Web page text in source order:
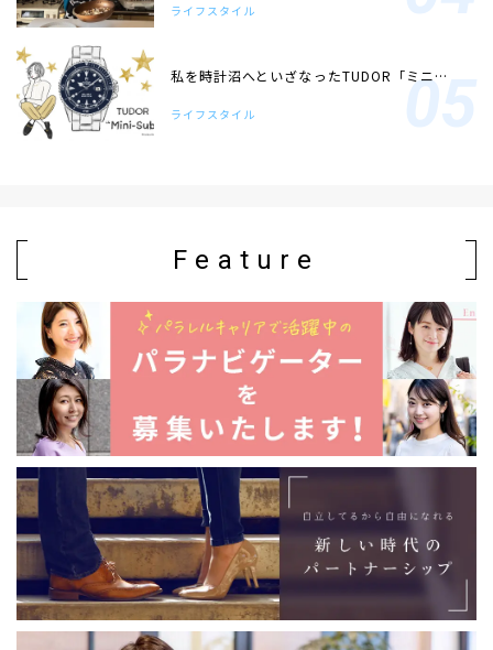
ライフスタイル
私を時計沼へといざなったTUDOR「ミニ…
ライフスタイル
Feature